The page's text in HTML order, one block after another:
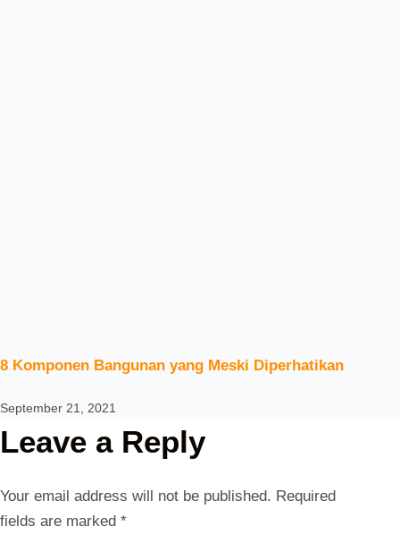
8 Komponen Bangunan yang Meski Diperhatikan
September 21, 2021
Leave a Reply
Your email address will not be published. Required
fields are marked *